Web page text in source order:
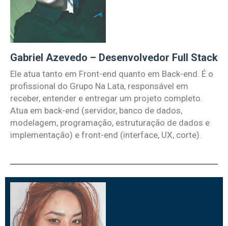
Gabriel Azevedo – Desenvolvedor Full Stack
Ele atua tanto em Front-end quanto em Back-end. É o
profissional do Grupo Na Lata, responsável em
receber, entender e entregar um projeto completo.
Atua em back-end (servidor, banco de dados,
modelagem, programação, estruturação de dados e
implementação) e front-end (interface, UX, corte).